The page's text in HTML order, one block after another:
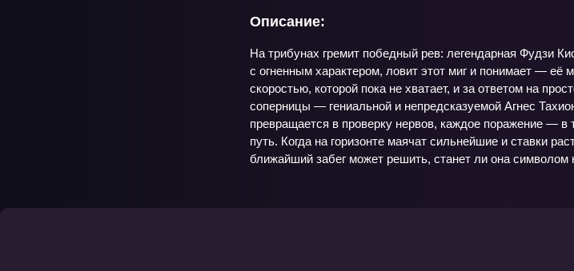
Описание:
На трибунах гремит победный рев: легендарная Фудзи
с огненным характером, ловит этот миг и понимает —
скоростью, которой пока не хватает, и за ответом на
соперницы — гениальной и непредсказуемой Агнес
превращается в проверку нервов, каждое поражение —
путь. Когда на горизонте маячат сильнейшие и ставки
ближайший забег может решить, станет ли она